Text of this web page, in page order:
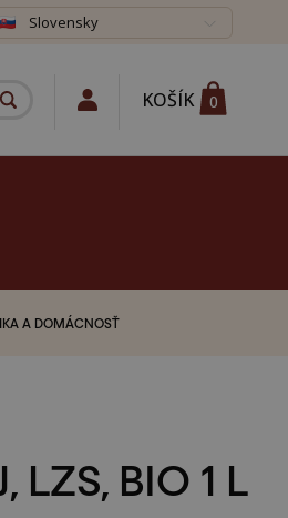
Slovensky
KOŠÍK 0
A DOMÁCNOSŤ
LZS, BIO 1 L